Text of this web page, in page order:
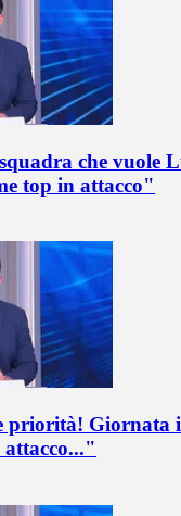
che vuole
top in attacco"
priorità! Giornata